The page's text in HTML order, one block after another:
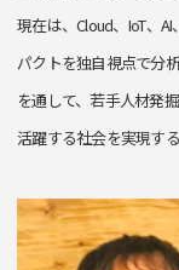
現在は、Cloud、IoT、
パクトを独自視点で分
を通して、若手人材発
活躍する社会を実現す